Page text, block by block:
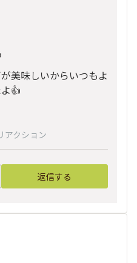
美味しいからいつもよ
👍
アクション
返信する